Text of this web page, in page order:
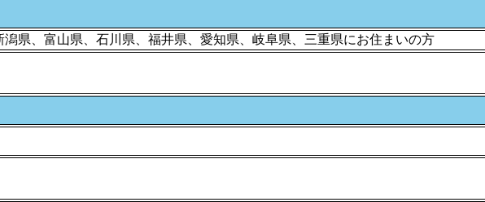
県、富山県、石川県、福井県、愛知県、岐阜県、三重県にお住まいの方